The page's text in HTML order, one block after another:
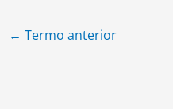
← Termo anterior